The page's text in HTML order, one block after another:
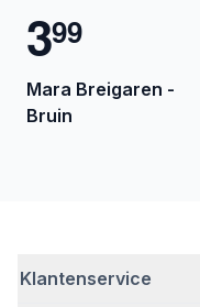
399
Mara Breigaren -
Bruin
Klantenservice